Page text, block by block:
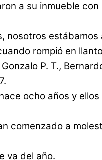
a su inmueble
nosotros
rompió en
P. T.,
ocho años y
comenzado a
va del año.